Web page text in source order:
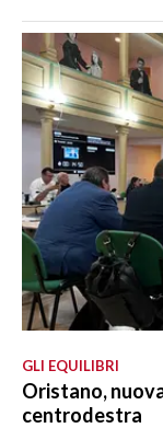
GLI EQUILIBRI
Oristano,
centrodestra